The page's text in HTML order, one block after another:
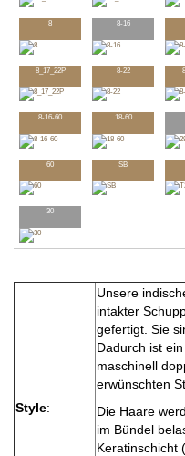
8 8-16
8_17_22P 8-22
8-16-60 18-60
60 SB
30
Style:
Unsere
intakter
gefertigt. Sie
Dadurch ist
maschinell
erwünschten
Die Haare
im Bündel
Keratinschicht